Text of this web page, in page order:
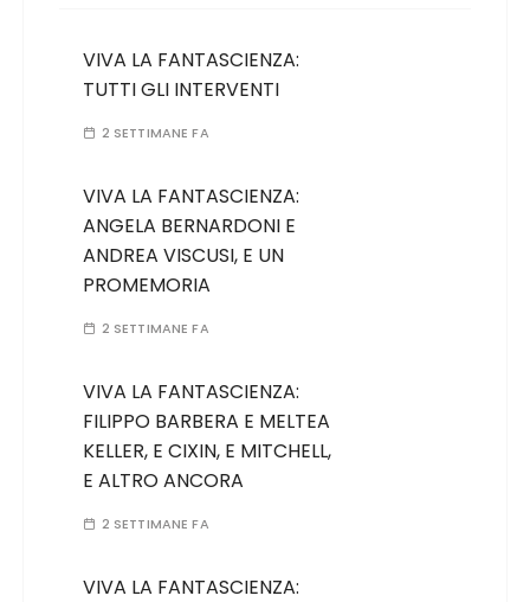
VIVA LA FANTASCIENZA:
TUTTI GLI INTERVENTI
2 SETTIMANE FA
VIVA LA FANTASCIENZA:
ANGELA BERNARDONI E
ANDREA VISCUSI, E UN
PROMEMORIA
2 SETTIMANE FA
VIVA LA FANTASCIENZA:
FILIPPO BARBERA E MELTEA
KELLER, E CIXIN, E MITCHELL,
E ALTRO ANCORA
2 SETTIMANE FA
VIVA LA FANTASCIENZA: